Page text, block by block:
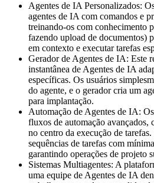
Agentes de IA Personalizados:
agentes de IA com comandos e
treinando-os com conhecimento
fazendo upload de documentos)
em contexto e executar tarefas
Gerador de Agentes de IA: Este
instantânea de Agentes de IA
específicas. Os usuários
do agente, e o gerador cria um
para implantação.
Automação de Agentes de IA:
fluxos de automação avançados,
no centro da execução de
sequências de tarefas com
garantindo operações de projeto
Sistemas Multiagentes: A
uma equipe de Agentes de IA